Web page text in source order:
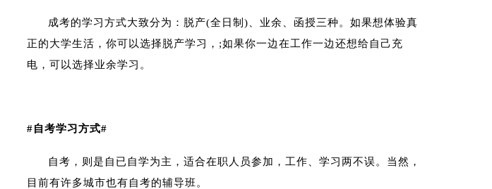
成考的学习方式大致分为：脱产(全日制)、业余、函授三种。如果想体验真
正的大学生活，你可以选择脱产学习，;如果你一边在工作一边还想给自己充
电，可以选择业余学习。
#自考学习方式#
自考，则是自已自学为主，适合在职人员参加，工作、学习两不误。当然，
目前有许多城市也有自考的辅导班。